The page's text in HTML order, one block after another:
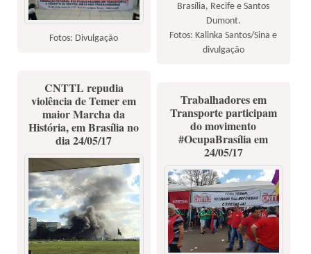
Brasília, Recife e Santos
Dumont.
Fotos: Kalinka Santos/Sina e
divulgação
Fotos: Divulgação
CNTTL repudia
violência de Temer em
maior Marcha da
História, em Brasília no
dia 24/05/17
Trabalhadores em
Transporte participam
do movimento
#OcupaBrasília em
24/05/17